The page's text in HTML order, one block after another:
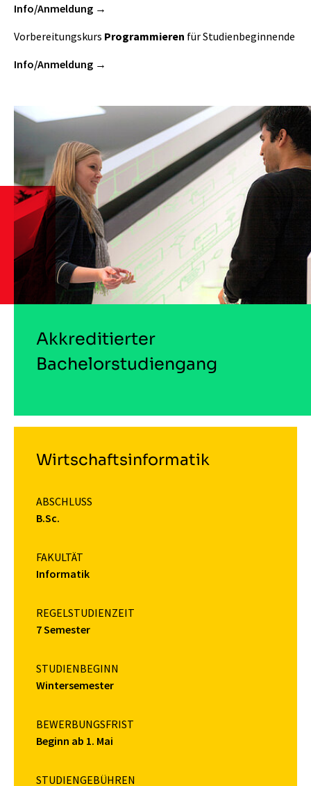
Info/Anmeldung
Vorbereitungskurs Programmieren für Studienbeginnende
Info/Anmeldung
Akkreditierter
Bachelorstudiengang
Wirtschaftsinformatik
ABSCHLUSS
B.Sc.
FAKULTÄT
Informatik
REGELSTUDIENZEIT
7 Semester
STUDIENBEGINN
Wintersemester
BEWERBUNGSFRIST
Beginn ab 1. Mai
STUDIENGEBÜHREN